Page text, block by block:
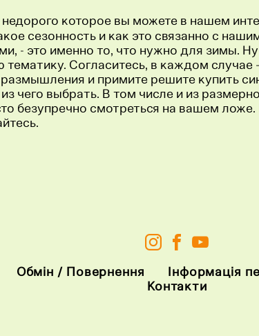
недорого которое вы можете в нашем
сезонность и как это связанно с
- это именно то, что нужно для зимы.
Согласитесь, в каждом случае
и примите решите купить
чего выбрать. В том числе и из
безупречно смотреться на вашем
Обмін / Повернення Інформація
Контакти